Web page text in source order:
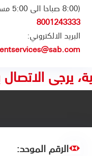
(8:00 صباحا الى 5:00 مساء):
8001243333
البريد الالكتروني:
يرجى
الرقم الموحد: